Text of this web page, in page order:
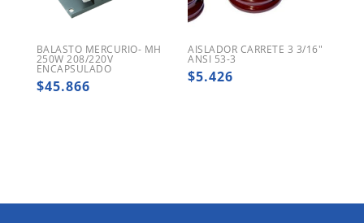
BALASTO MERCURIO- MH
250W 208/220V
ENCAPSULADO
$45.866
AISLADOR CARRETE 3 3/16″
ANSI 53-3
$5.426